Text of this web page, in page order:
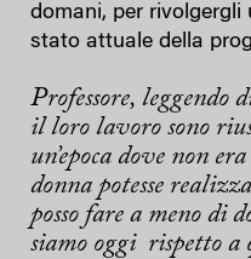
domani, per
stato attuale della
Professore, leggendo
il loro lavoro sono
un’epoca dove non
donna potesse
posso fare a meno di
siamo oggi rispetto a